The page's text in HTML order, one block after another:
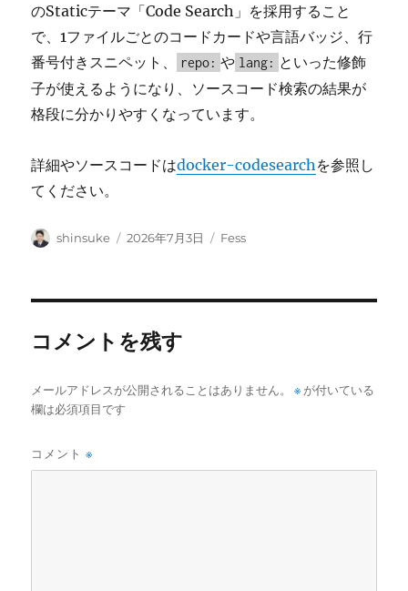
のStaticテーマ「Code Search」を採用すること
で、1ファイルごとのコードカードや言語バッジ、行
番号付きスニペット、
repo: や lang: といった修飾
子が使えるようになり、ソースコード検索の結果が
格段に分かりやすくなっています。
詳細やソースコードはdocker-codesearchを参照し
てください。
投
shinsuke
投
2026年7月3日
カ
Fess
コメントを残す
メールアドレスが公開されることはありません。 ※が付いている
欄は必須項目です
コメント※